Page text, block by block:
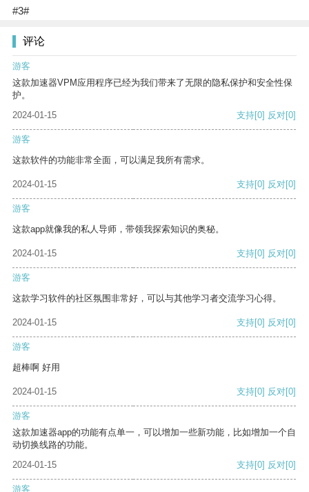
#3#
评论
游客
这款加速器VPM应用程序已经为我们带来了无限的隐私保护和安全性保
护。
2024-01-15
支持[0] 反对[0]
游客
这款软件的功能非常全面，可以满足我所有需求。
2024-01-15 支持[0] 反对[0]
游客
这款app就像我的私人导师，带领我探索知识的奥秘。
2024-01-15 支持[0] 反对[0]
游客
这款学习软件的社区氛围非常好，可以与其他学习者交流学习心得。
2024-01-15 支持[0] 反对[0]
游客
超棒啊 好用
2024-01-15 支持[0] 反对[0]
游客
这款加速器app的功能有点单一，可以增加一些新功能，比如增加一个自
动切换线路的功能。
2024-01-15
支持[0] 反对[0]
游客